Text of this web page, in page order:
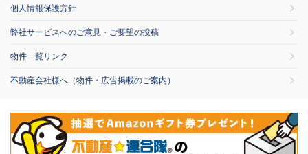
個人情報保護方針
弊社サービスへのご意見・ご要望の投稿
物件一覧リンク
不動産会社様へ（物件・広告掲載のご案内）